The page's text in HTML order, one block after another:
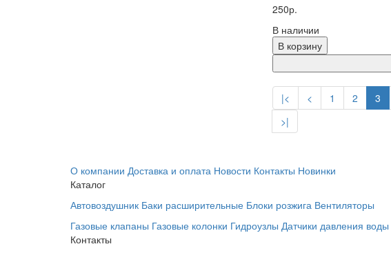
250р.
В наличии
В корзину
|< < 1 2 3
>|
О компании Доставка и оплата Новости Контакты Новинки
Каталог
Автовоздушник Баки расширительные Блоки розжига Вентиляторы
Газовые клапаны Газовые колонки Гидроузлы Датчики давления воды
Контакты